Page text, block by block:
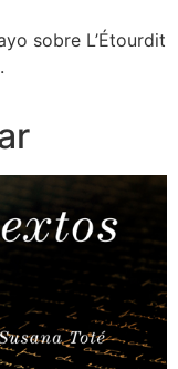
sobre L’Étourdit